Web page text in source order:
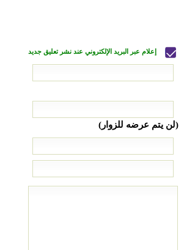
إعلام عبر البريد الإلكتروني عند نشر تعليق جديد
(لن يتم عرضه للزوار)